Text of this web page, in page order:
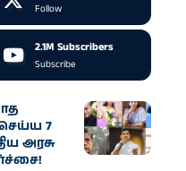
Follow
2.1M Subscribers
Subscribe
7
அரசு